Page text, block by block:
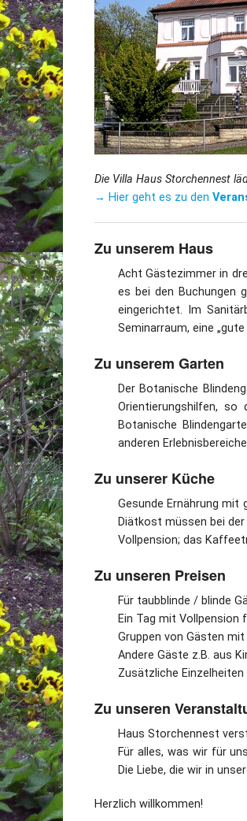
Die Villa Haus Storchennest
→ Hier geht es zu den
Zu unserem Haus
Acht Gästezimmer in
es bei den Buchungen
eingerichtet. Im
Seminarraum, eine
Zu unserem Garten
Der Botanische
Orientierungshilfen, so
Botanische
anderen
Zu unserer Küche
Gesunde Ernährung mit
Diätkost müssen bei
Vollpension; das
Zu unseren Preisen
Für taubblinde / blinde
Ein Tag mit Vollpension
Gruppen von Gästen mit
Andere Gäste z.B. aus
Zusätzliche
Zu unseren
Haus Storchennest
Für alles, was wir für
Die Liebe, die wir in
Herzlich willkommen!